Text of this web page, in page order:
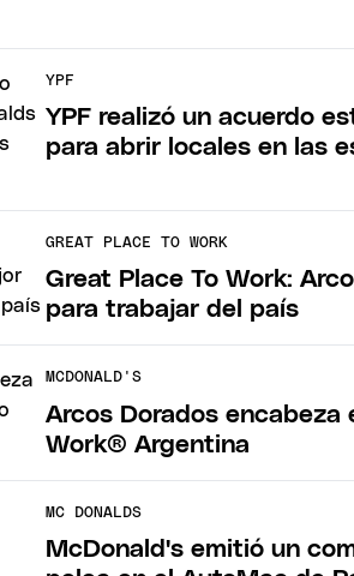
YPF
YPF realizó un acuerdo
para abrir locales en las
GREAT PLACE TO WORK
Great Place To Work:
para trabajar del país
MCDONALD'S
Arcos Dorados encabeza
Work® Argentina
MC DONALDS
McDonald's emitió un